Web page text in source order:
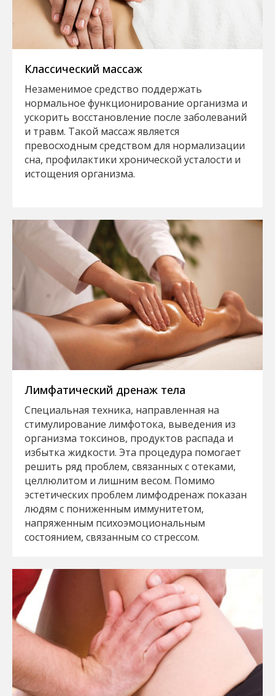
Классический массаж
Незаменимое средство поддержать
нормальное функционирование организма и
ускорить восстановление после заболеваний
и травм. Такой массаж является
превосходным средством для нормализации
сна, профилактики хронической усталости и
истощения организма.
Лимфатический дренаж тела
Специальная техника, направленная на
стимулирование лимфотока, выведения из
организма токсинов, продуктов распада и
избытка жидкости. Эта процедура помогает
решить ряд проблем, связанных с отеками,
целлюлитом и лишним весом. Помимо
эстетических проблем лимфодренаж показан
людям с пониженным иммунитетом,
напряженным психоэмоциональным
состоянием, связанным со стрессом.